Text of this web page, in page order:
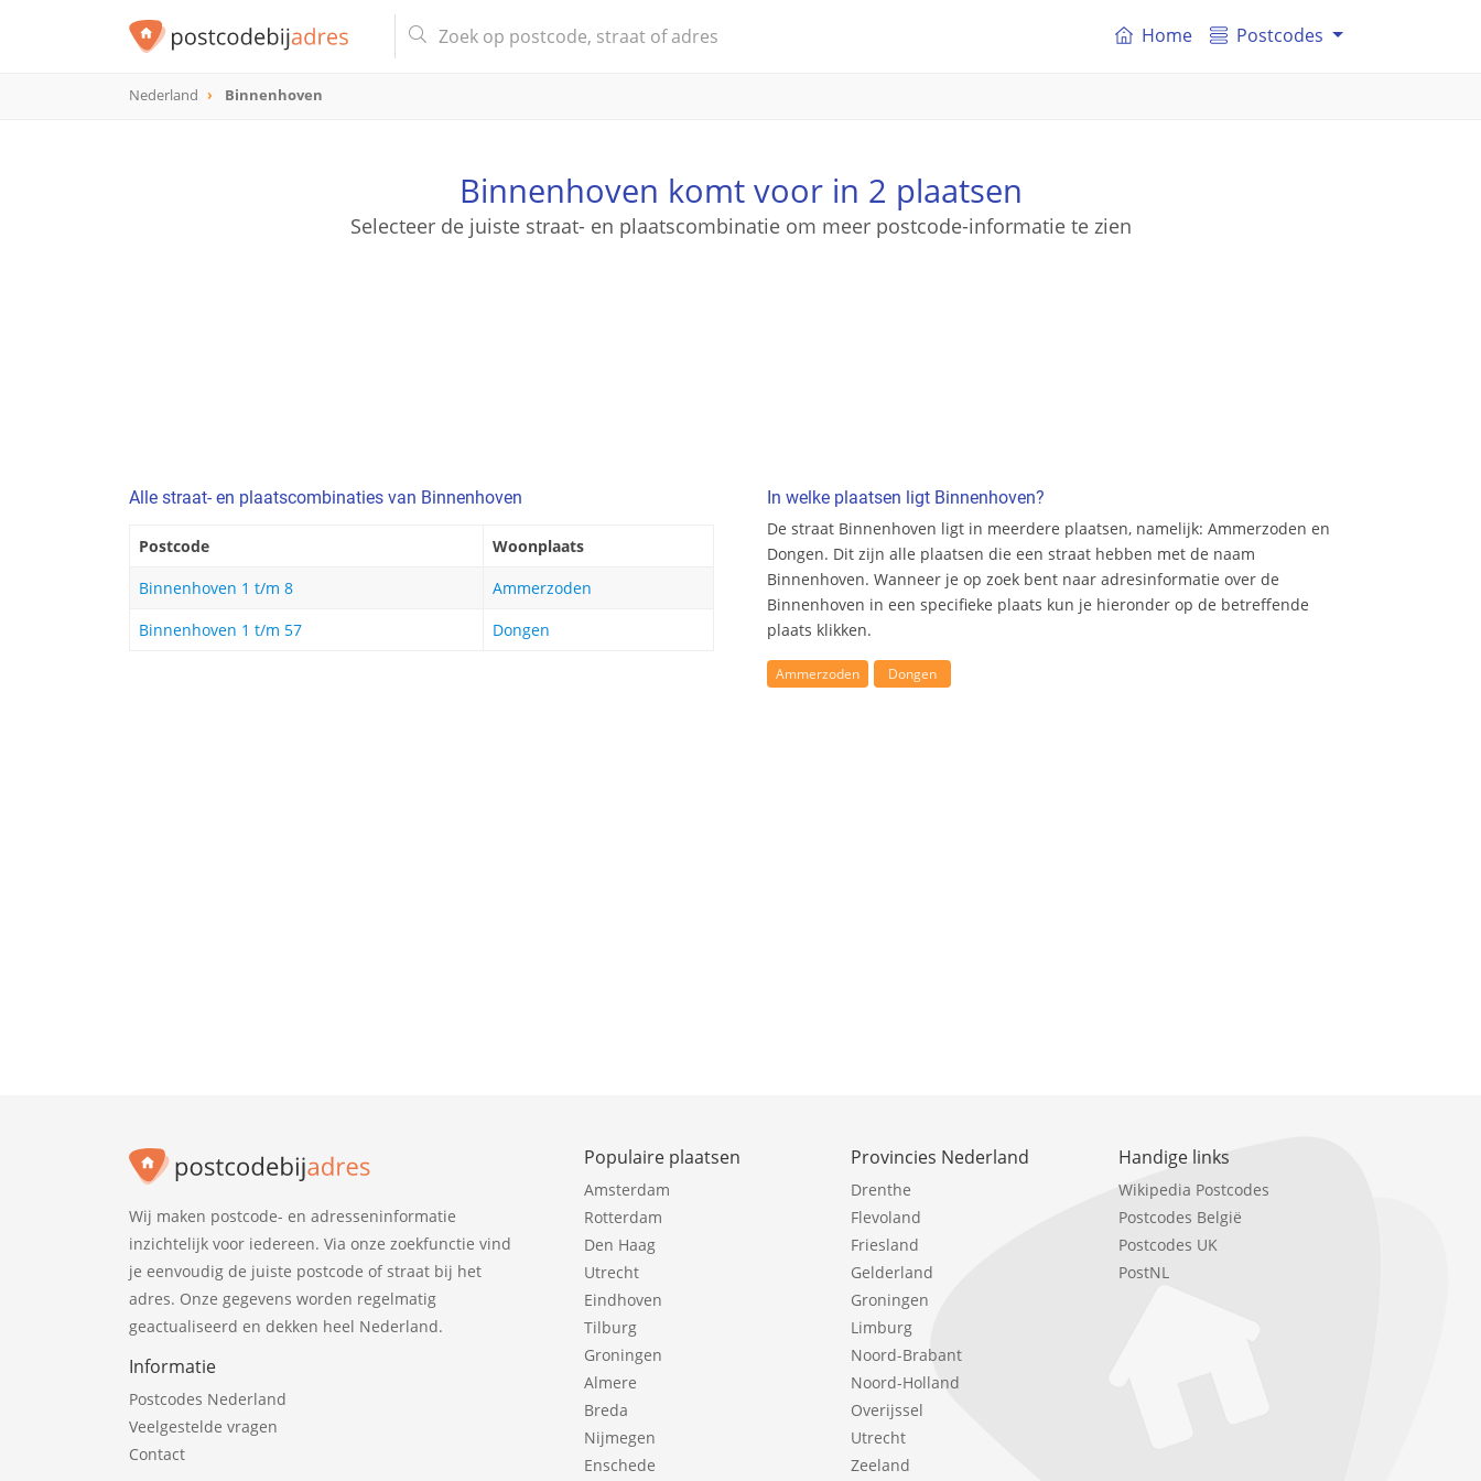
Home Postcodes
Nederland Binnenhoven
Binnenhoven komt voor in 2 plaatsen
Selecteer de juiste straat- en plaatscombinatie om meer postcode-informatie te zien
Alle straat- en plaatscombinaties van Binnenhoven
Postcode
Woonplaats
Binnenhoven 1 t/m 8
Ammerzoden
Binnenhoven 1 t/m 57
Dongen
In welke plaatsen ligt Binnenhoven?
De straat Binnenhoven ligt in meerdere plaatsen, namelijk: Ammerzoden en
Dongen. Dit zijn alle plaatsen die een straat hebben met de naam
Binnenhoven. Wanneer je op zoek bent naar adresinformatie over de
Binnenhoven in een specifieke plaats kun je hieronder op de betreffende
plaats klikken.
Ammerzoden Dongen
Wij maken postcode- en adresseninformatie
inzichtelijk voor iedereen. Via onze zoekfunctie vind
je eenvoudig de juiste postcode of straat bij het
adres. Onze gegevens worden regelmatig
geactualiseerd en dekken heel Nederland.
Informatie
Postcodes Nederland
Veelgestelde vragen
Contact
Populaire plaatsen
Amsterdam
Rotterdam
Den Haag
Utrecht
Eindhoven
Tilburg
Groningen
Almere
Breda
Nijmegen
Enschede
Provincies Nederland
Drenthe
Flevoland
Friesland
Gelderland
Groningen
Limburg
Noord-Brabant
Noord-Holland
Overijssel
Utrecht
Zeeland
Handige links
Wikipedia Postcodes
Postcodes België
Postcodes UK
PostNL